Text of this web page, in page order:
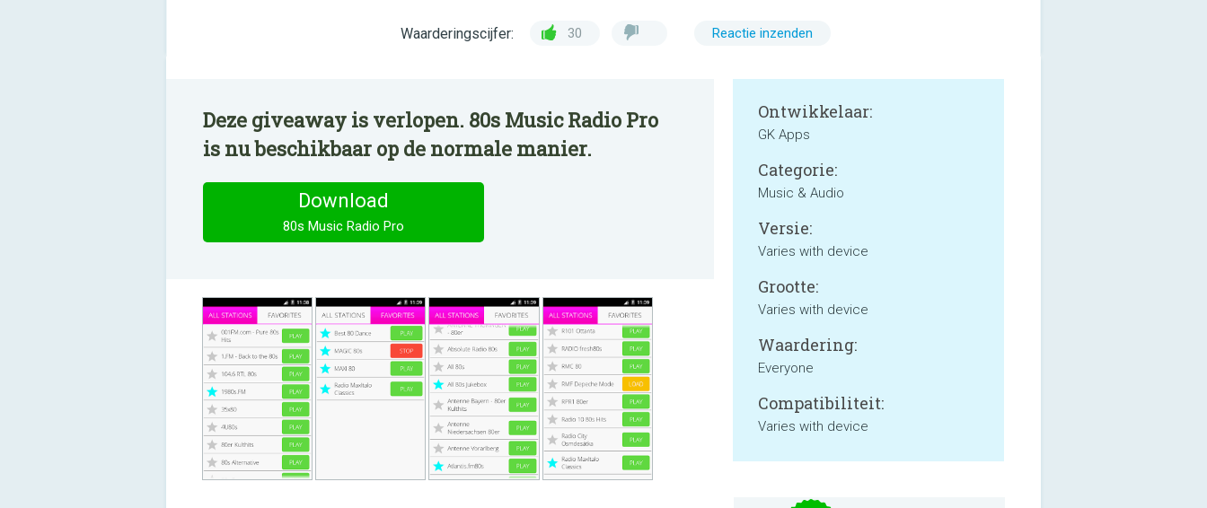
Waarderingscijfer: 30 Reactie inzenden
Deze giveaway is verlopen. 80s Music Radio Pro
is nu beschikbaar op de normale manier.
Download
80s Music Radio Pro
Ontwikkelaar:
GK Apps
Categorie:
Music & Audio
Versie:
Varies with device
Grootte:
Varies with device
Waardering:
Everyone
Compatibiliteit:
Varies with device